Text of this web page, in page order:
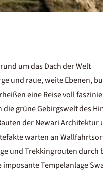
um das Dach der Welt
und raue, weite Ebenen,
eine Reise voll
grüne Gebirgswelt des
der Newari
warten an
und Trekkingrouten durch
imposante Tempelanlage